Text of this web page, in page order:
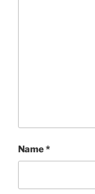
Name*